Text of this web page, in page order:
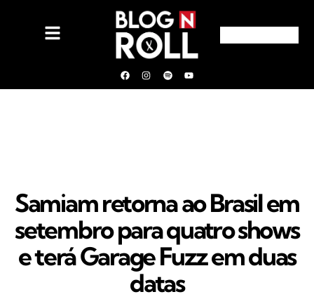
Samiam retorna ao Brasil em
setembro para quatro shows
e terá Garage Fuzz em duas
datas